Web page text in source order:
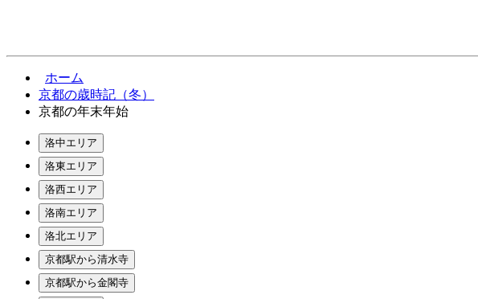
ホーム
京都の歳時記（冬）
京都の年末年始
洛中エリア
洛東エリア
洛西エリア
洛南エリア
洛北エリア
京都駅から清水寺
京都駅から金閣寺